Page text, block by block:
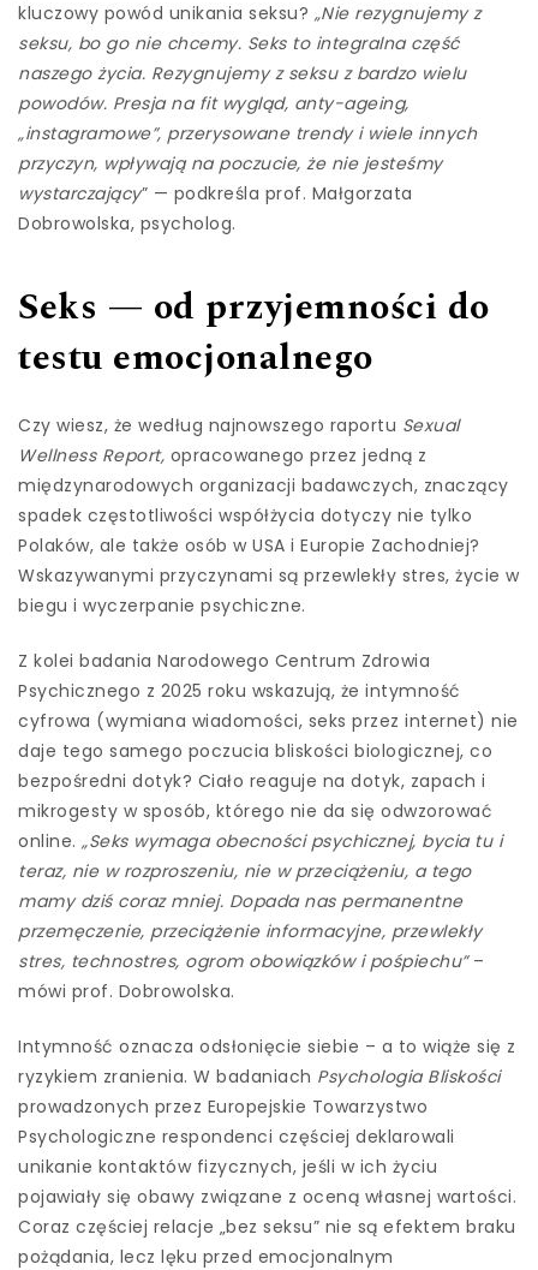
kluczowy powód unikania seksu? „Nie rezygnujemy z
seksu, bo go nie chcemy. Seks to integralna część
naszego życia. Rezygnujemy z seksu z bardzo wielu
powodów. Presja na fit wygląd, anty-ageing,
„instagramowe”, przerysowane trendy i wiele innych
przyczyn, wpływają na poczucie, że nie jesteśmy
wystarczający” — podkreśla prof. Małgorzata
Dobrowolska, psycholog.
Seks — od przyjemności do
testu emocjonalnego
Czy wiesz, że według najnowszego raportu Sexual
Wellness Report, opracowanego przez jedną z
międzynarodowych organizacji badawczych, znaczący
spadek częstotliwości współżycia dotyczy nie tylko
Polaków, ale także osób w USA i Europie Zachodniej?
Wskazywanymi przyczynami są przewlekły stres, życie w
biegu i wyczerpanie psychiczne.
Z kolei badania Narodowego Centrum Zdrowia
Psychicznego z 2025 roku wskazują, że intymność
cyfrowa (wymiana wiadomości, seks przez internet) nie
daje tego samego poczucia bliskości biologicznej, co
bezpośredni dotyk? Ciało reaguje na dotyk, zapach i
mikrogesty w sposób, którego nie da się odwzorować
online. „Seks wymaga obecności psychicznej, bycia tu i
teraz, nie w rozproszeniu, nie w przeciążeniu, a tego
mamy dziś coraz mniej. Dopada nas permanentne
przemęczenie, przeciążenie informacyjne, przewlekły
stres, technostres, ogrom obowiązków i pośpiechu”–
mówi prof. Dobrowolska.
Intymność oznacza odsłonięcie siebie – a to wiąże się z
ryzykiem zranienia. W badaniach Psychologia Bliskości
prowadzonych przez Europejskie Towarzystwo
Psychologiczne respondenci częściej deklarowali
unikanie kontaktów fizycznych, jeśli w ich życiu
pojawiały się obawy związane z oceną własnej wartości.
Coraz częściej relacje „bez seksu” nie są efektem braku
pożądania, lecz lęku przed emocjonalnym